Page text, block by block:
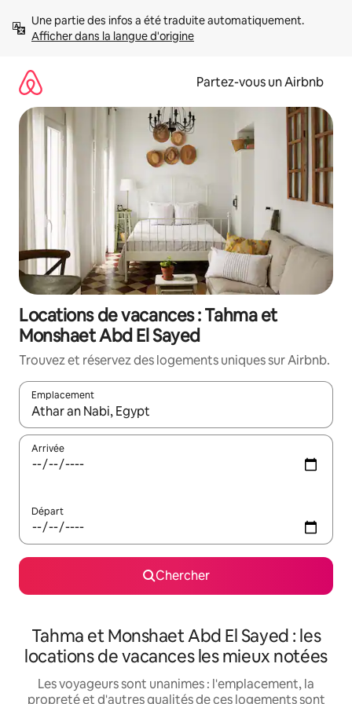
directement
Afficher dans la langue d'origine
Partez-vous un Airbnb
Locations de vacances : Tahma et
Monshaet Abd El Sayed
Trouvez et réservez des logements uniques sur Airbnb.
Emplacement
Quand les résultats sont affichés, parcourez-les en utilisant
Arrivée
Départ
Chercher
Tahma et Monshaet Abd El Sayed : les
locations de vacances les mieux notées
Les voyageurs sont unanimes : l'emplacement, la
propreté et d'autres qualités de ces logements sont